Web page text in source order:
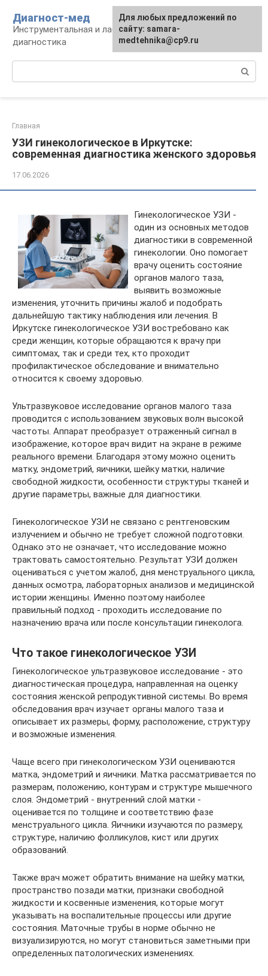
контенту
Диагност-мед
Инструментальная и лабораторная
диагностика
Главная
УЗИ гинекологическое в Иркутске:
современная диагностика женского здоровья
17.06.2026
Гинекологическое УЗИ -
один из основных методов
диагностики в современной
гинекологии. Оно помогает
врачу оценить состояние
органов малого таза,
выявить возможные
изменения, уточнить причины жалоб и подобрать
дальнейшую тактику наблюдения или лечения. В
Иркутске гинекологическое УЗИ востребовано как
среди женщин, которые обращаются к врачу при
симптомах, так и среди тех, кто проходит
профилактическое обследование и внимательно
относится к своему здоровью.
Ультразвуковое исследование органов малого таза
проводится с использованием звуковых волн высокой
частоты. Аппарат преобразует отраженный сигнал в
изображение, которое врач видит на экране в режиме
реального времени. Благодаря этому можно оценить
матку, эндометрий, яичники, шейку матки, наличие
свободной жидкости, особенности структуры тканей и
другие параметры, важные для диагностики.
Гинекологическое УЗИ не связано с рентгеновским
излучением и обычно не требует сложной подготовки.
Однако это не означает, что исследование можно
трактовать самостоятельно. Результат УЗИ должен
оцениваться с учетом жалоб, дня менструального цикла,
данных осмотра, лабораторных анализов и медицинской
истории женщины. Именно поэтому наиболее
правильный подход - проходить исследование по
назначению врача или после консультации гинеколога.
Что такое гинекологическое УЗИ
Гинекологическое ультразвуковое исследование - это
диагностическая процедура, направленная на оценку
состояния женской репродуктивной системы. Во время
обследования врач изучает органы малого таза и
описывает их размеры, форму, расположение, структуру
и возможные изменения.
Чаще всего при гинекологическом УЗИ оцениваются
матка, эндометрий и яичники. Матка рассматривается по
размерам, положению, контурам и структуре мышечного
слоя. Эндометрий - внутренний слой матки -
оценивается по толщине и соответствию фазе
менструального цикла. Яичники изучаются по размеру,
структуре, наличию фолликулов, кист или других
образований.
Также врач может обратить внимание на шейку матки,
пространство позади матки, признаки свободной
жидкости и косвенные изменения, которые могут
указывать на воспалительные процессы или другие
состояния. Маточные трубы в норме обычно не
визуализируются, но могут становиться заметными при
определенных патологических изменениях.
Для любых предложений по
сайту: samara-
medtehnika@cp9.ru